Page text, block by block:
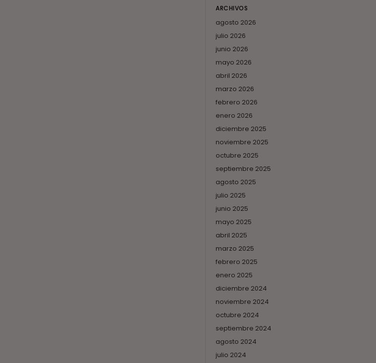
ARCHIVOS
agosto 2026
julio 2026
junio 2026
mayo 2026
abril 2026
marzo 2026
febrero 2026
enero 2026
diciembre 2025
noviembre 2025
octubre 2025
septiembre 2025
agosto 2025
julio 2025
junio 2025
mayo 2025
abril 2025
marzo 2025
febrero 2025
enero 2025
diciembre 2024
noviembre 2024
octubre 2024
septiembre 2024
agosto 2024
julio 2024